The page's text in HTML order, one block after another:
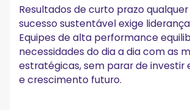
Resultados de curto prazo
sucesso sustentável exige
Equipes de alta performance
necessidades do dia a dia com as
estratégicas, sem parar de investir
e crescimento futuro.